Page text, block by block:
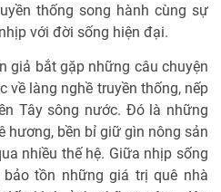
thống song hành cùng sự
với đời sống hiện đại.
giả bắt gặp những câu chuyện
về làng nghề truyền thống, nếp
Tây sông nước. Đó là những
hương, bền bỉ giữ gìn nông sản
nhiều thế hệ. Giữa nhịp sống
tồn những giá trị quê nhà